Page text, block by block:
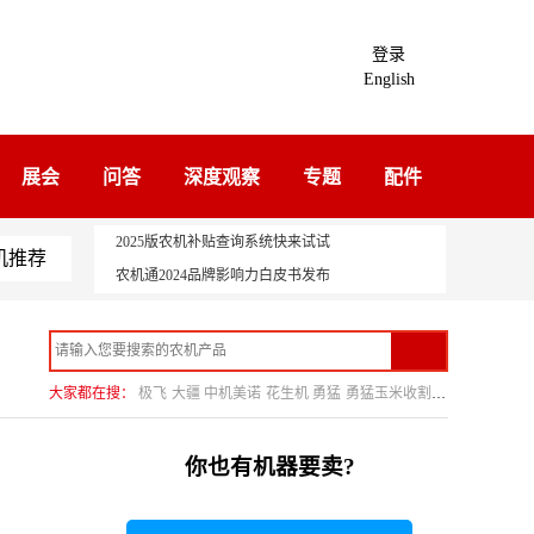
登录
English
展会 问答 深度观察 专题 配件
推荐
2025版农机补贴查询系统快来试试
农机通2024品牌影响力白皮书发布
大家都在搜： 极飞 大疆 中机美诺 花生机 勇猛 勇猛玉米收割机
你也有机器要卖?